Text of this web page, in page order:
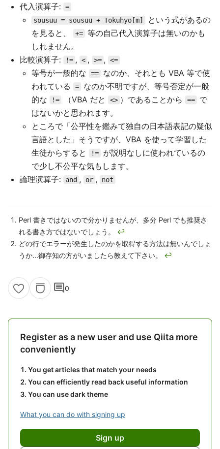
代入演算子: =
sousuu = sousuu + Tokuhyo[m]
という式があるの
を見ると、
+= 等の自己代入演算子は無いのかも
しれません。
比較演算子:
!= , < , >= , <=
等号が一般的な ==
なのか、それとも VBA 等で使
われている
=
なのか不明ですが、等号否定が一般
的な
!= （VBA だと <> ）であることから ==
で
はないかと思われます。
ところで「公平性を鑑みて独自の日本語表記の疑似
言語とした」そうですが、VBA を使って学習した
生徒からすると
!=
が説明なしに使われているの
で少し不公平な気もします。
論理演算子:
and , or , not
Perl 書きではないので分かりませんが、多分 Perl でも推奨さ
れる書き方ではないでしょう。 ↩
どの行でエラーが発生したのかを取得する方法は無いんでしょ
うか…御存知の方がいましたら教えて下さい。 ↩
comment0
Register as a new user and use Qiita more
conveniently
You get articles that match your needs
You can efficiently read back useful information
You can use dark theme
What you can do with signing up
Sign up